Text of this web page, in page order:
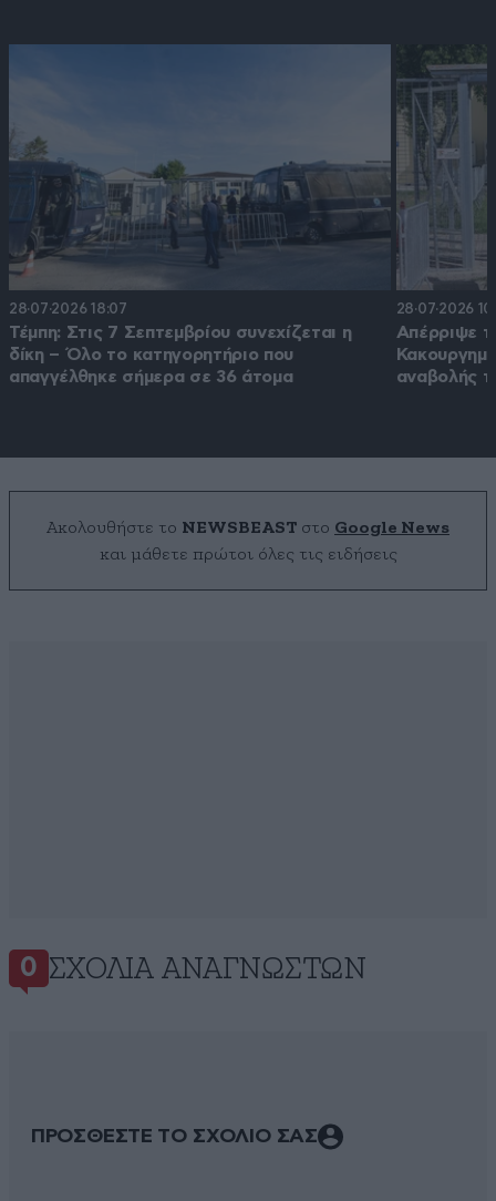
28·07·2026 18:07
Τέμπη: Στις 7 Σεπτεμβρίου συνεχίζεται η
δίκη – Όλο το κατηγορητήριο που
απαγγέλθηκε σήμερα σε 36 άτομα
28·07·2026
Απέρριψε
αναβολής
Ακολουθήστε το NEWSBEAST στο Google News
και μάθετε πρώτοι όλες τις ειδήσεις
0 ΣΧΌΛΙΑ ΑΝΑΓΝΩΣΤΏΝ
ΠΡΟΣΘΕΣΤΕ ΤΟ ΣΧΟΛΙΟ ΣΑΣ